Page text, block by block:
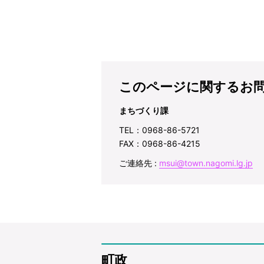
このページに関するお
まちづくり課
TEL：0968-86-5721
FAX：0968-86-4215
ご連絡先 : msui@town.nagomi.lg.jp
町政